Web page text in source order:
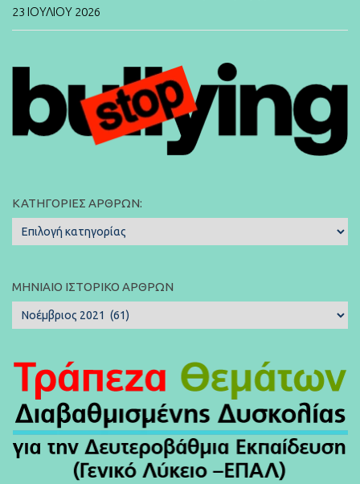
23 ΙΟΥΛΊΟΥ 2026
ΚΑΤΗΓΟΡΊΕΣ ΆΡΘΡΩΝ:
Κατηγορίες
Άρθρων:
ΜΗΝΙΑΊΟ ΙΣΤΟΡΙΚΌ ΆΡΘΡΩΝ
Μηνιαίο
Ιστορικό